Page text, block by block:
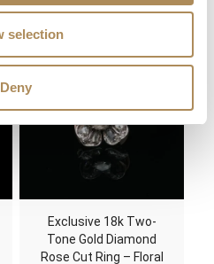
selection
Deny
Exclusive 18k Two-
Tone Gold Diamond
Rose Cut Ring – Floral